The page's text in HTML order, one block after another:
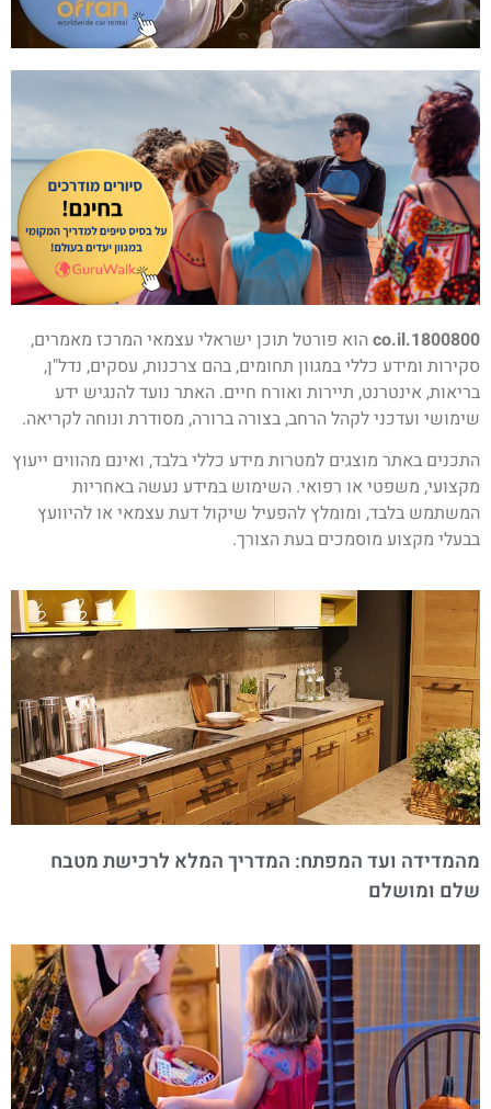
1800800.co.il
הוא פורטל תוכן ישראלי עצמאי המרכז מאמרים,
סקירות ומידע כללי במגוון תחומים, בהם צרכנות, עסקים, נדל"ן,
בריאות, אינטרנט, תיירות ואורח חיים. האתר נועד להנגיש ידע
שימושי ועדכני לקהל הרחב, בצורה ברורה, מסודרת ונוחה לקריאה.
התכנים באתר מוצגים למטרות מידע כללי בלבד, ואינם מהווים ייעוץ
מקצועי, משפטי או רפואי. השימוש במידע נעשה באחריות
המשתמש בלבד, ומומלץ להפעיל שיקול דעת עצמאי או להיוועץ
בבעלי מקצוע מוסמכים בעת הצורך.
מהמדידה ועד המפתח: המדריך המלא לרכישת מטבח
שלם ומושלם